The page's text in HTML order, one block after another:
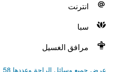
انترنت
سبا
مرافق الغسيل
عرض جميع وسائل الراحة وعددها 58